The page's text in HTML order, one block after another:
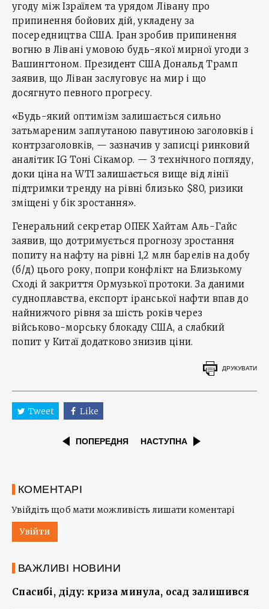
угоду між Ізраїлем та урядом Лівану про
припинення бойових дій, укладену за
посередництва США. Іран зробив припинення
вогню в Лівані умовою будь-якої мирної угоди з
Вашингтоном. Президент США Дональд Трамп
заявив, що Ліван заслуговує на мир і що
досягнуто певного прогресу.
«Будь-який оптимізм залишається сильно
затьмареним заплутаною павутиною заголовків і
контрзаголовків, — зазначив у записці ринковий
аналітик IG Тоні Сікамор. — З технічного погляду,
доки ціна на WTI залишається вище від лінії
підтримки тренду на рівні близько $80, ризики
зміщені у бік зростання».
Генеральний секретар ОПЕК Хайтам Аль-Гайс
заявив, що дотримується прогнозу зростання
попиту на нафту на рівні 1,2 млн барелів на добу
(б/д) цього року, попри конфлікт на Близькому
Сході й закриття Ормузької протоки. За даними
судноплавства, експорт іранської нафти впав до
найнижчого рівня за шість років через
військово-морську блокаду США, а слабкий
попит у Китаї додатково знизив ціни.
ДРУКУВАТИ
Tweet Like
ПОПЕРЕДНЯ НАСТУПНА
КОМЕНТАРІ
Увійдіть щоб мати можливість лишати коментарі
Увійти
ВАЖЛИВІ НОВИНИ
Спасибі, діду: криза минула, осад залишився